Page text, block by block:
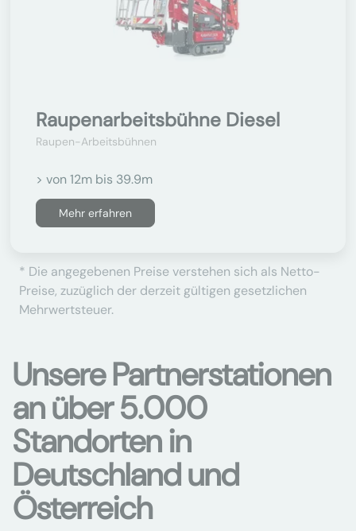
Raupenarbeitsbühne Diesel
Raupen-Arbeitsbühnen
> von 12m bis 39.9m
Mehr erfahren
* Die angegebenen Preise verstehen sich als Netto-
Preise, zuzüglich der derzeit gültigen gesetzlichen
Mehrwertsteuer.
Unsere Partnerstationen
an über 5.000
Standorten in
Deutschland und
Österreich